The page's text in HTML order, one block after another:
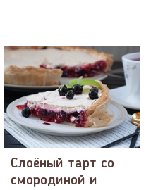
Слоёный тарт со
смородиной и